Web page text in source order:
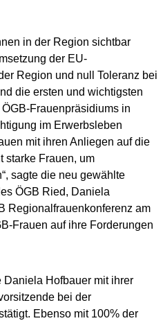
in der Region sichtbar
der EU-
Region und null Toleranz bei
die ersten und wichtigsten
Frauenpräsidiums in
im Erwerbsleben
mit ihren Anliegen auf die
starke Frauen, um
sagte die neu gewählte
ÖGB Ried, Daniela
Regionalfrauenkonferenz am
Frauen auf ihre Forderungen
Daniela Hofbauer mit ihrer
bei der
Ebenso mit 100% der